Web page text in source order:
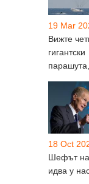
19 Mar
Вижте
гигантски
18 Oct
Шефът на
идва у